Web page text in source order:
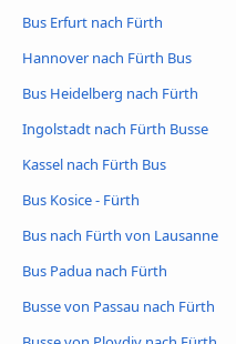
Bus Erfurt nach Fürth
Hannover nach Fürth Bus
Bus Heidelberg nach Fürth
Ingolstadt nach Fürth Busse
Kassel nach Fürth Bus
Bus Kosice - Fürth
Bus nach Fürth von Lausanne
Bus Padua nach Fürth
Busse von Passau nach Fürth